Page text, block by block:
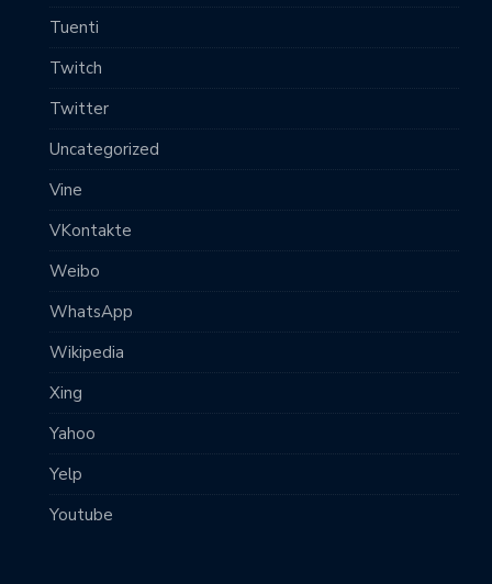
Tuenti
Twitch
Twitter
Uncategorized
Vine
VKontakte
Weibo
WhatsApp
Wikipedia
Xing
Yahoo
Yelp
Youtube